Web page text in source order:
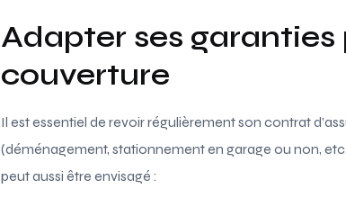
Adapter ses
couverture
Il est essentiel de revoir régulièrement son contrat
(déménagement, stationnement en garage ou non,
peut aussi être envisagé :